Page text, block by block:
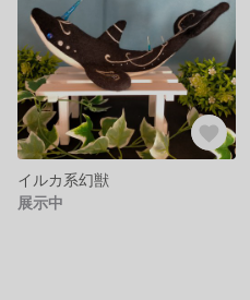
イルカ系幻獣
展示中